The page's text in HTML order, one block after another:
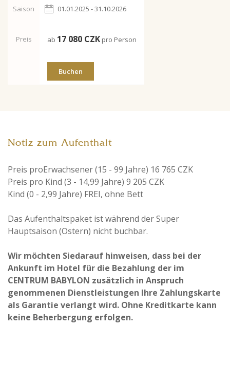
Saison
Preis
01.01.2025 - 31.10.2026
ab 17 080 CZK pro Person
Buchen
Notiz zum Aufenthalt
Preis proErwachsener (15 - 99 Jahre) 16 765 CZK
Preis pro Kind (3 - 14,99 Jahre) 9 205 CZK
Kind (0 - 2,99 Jahre) FREI, ohne Bett
Das Aufenthaltspaket ist während der Super
Hauptsaison (Ostern) nicht buchbar.
Wir möchten Siedarauf hinweisen, dass bei der
Ankunft im Hotel für die Bezahlung der im
CENTRUM BABYLON zusätzlich in Anspruch
genommenen Dienstleistungen Ihre Zahlungskarte
als Garantie verlangt wird. Ohne Kreditkarte kann
keine Beherbergung erfolgen.​